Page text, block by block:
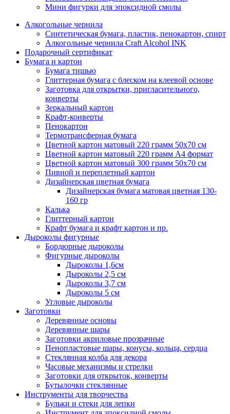
Мини фигурки для эпоксидной смолы
Алкогольные чернила
Синтетическая бумага, пластик, пенокартон, спирт
Алкогольные чернила Craft Alcohol INK
Подарочный сертификат
Бумага и картон
Бумага тишью
Глиттерная бумага с блеском на клеевой основе
Заготовка для открытки, пригласительного,
конверты
Зеркальный картон
Крафт-конверты
Пенокартон
Термотрансферная бумага
Цветной картон матовый 220 грамм 50х70 см
Цветной картон матовый 220 грамм A4 формат
Цветной картон матовый 300 грамм 50х70 см
Пивной и переплетный картон
Дизайнерская цветная бумага
Дизайнерская бумага матовая цветная 130-
160 гр
Калька
Глиттерный картон
Крафт бумага и крафт картон и пр.
Дыроколы фигурные
Бордюрные дыроколы
Фигурные дыроколы
Дыроколы 1,6см
Дыроколы 2,5 см
Дыроколы 3,7 см
Дыроколы 5 см
Угловые дыроколы
Заготовки
Деревянные основы
Деревянные шары
Заготовки акриловые прозрачные
Пенопластовые шары, конусы, кольца, сердца
Стеклянная колба для декора
Часовые механизмы и стрелки
Заготовки для открыток, конверты
Бутылочки стеклянные
Инструменты для творчества
Бульки и стеки для лепки